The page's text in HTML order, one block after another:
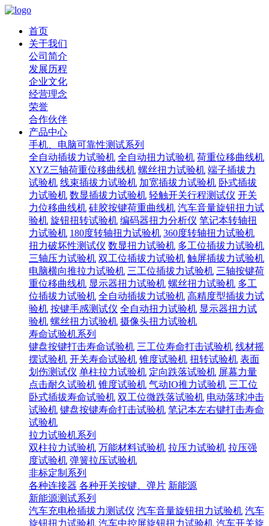
首页
关于我们
公司简介
发展历程
企业文化
经营理念
荣誉
合作伙伴
产品中心
手机、电脑可靠性测试系列
全自动插拔力试验机 全自动扭力试验机 荷重位移曲线机
XYZ三轴荷重位移曲线机 螺丝扭力试验机 端子插拔力
试验机 线束插拔力试验机 加宽插拔力试验机 卧式插拔
力试验机 数显插拔力试验机 轻触开关行程测试仪 开关
力位移曲线机 硅胶按键荷重曲线机 汽车音量旋钮扭力试
验机 旋钮扭转试验机 编码器扭力分析仪 笔记本转轴扭
力试验机 180度转轴扭力试验机 360度转轴扭力试验机
扭力破坏性测试仪 数显扭力试验机 多工位插拔力试验机
三轴压力试验机 双工位插拔力试验机 触屏插拔力试验机
电脑横向推拉力试验机 三工位插拔力试验机 三轴按键荷
重位移曲线机 显示器扭力试验机 螺丝扭力试验机 多工
位插拔力试验机 全自动插拔力试验机 高精度型插拔力试
验机 按键手感测试仪 全自动扭力试验机 显示器扭力试
验机 螺丝扭力试验机 摄像头扭力试验机
寿命试验机系列
键盘按键打击寿命试验机 三工位寿命打击试验机 线材摇
摆试验机 开关寿命试验机 锥度试验机 扭转试验机 表面
划伤测试仪 单柱拉力试验机 定向跌落试验机 屏幕力量
点击耐久试验机 锥度试验机 气动IO推力试验机 三工位
卧式插拔寿命试验机 双工位微跌落试验机 电动落球冲击
试验机 键盘按键寿命打击试验机 笔记本左右键打击寿命
试验机
拉力试验机系列
双柱拉力试验机 万能材料试验机 拉压力试验机 拉压强
度试验机 弹簧拉压试验机
非标定制系列
各种连接器 各种开关按键、弹片 新能源
新能源测试系列
汽车充电枪插拔力测试仪 汽车音量旋钮扭力试验机 汽车
旋钮扭力试验机 汽车中控屏旋钮扭力试验机 汽车开关旋